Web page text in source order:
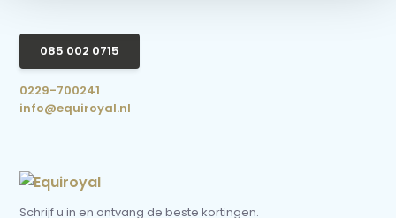
085 002 0715
0229-700241
info@equiroyal.nl
Schrijf u in en ontvang de beste kortingen.